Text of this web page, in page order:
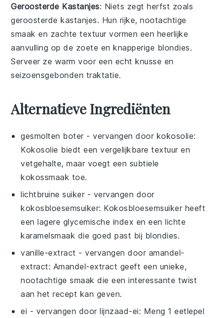
Geroosterde Kastanjes: Niets zegt herfst zoals
geroosterde kastanjes. Hun rijke, nootachtige
smaak en zachte textuur vormen een heerlijke
aanvulling op de zoete en knapperige blondies.
Serveer ze warm voor een echt knusse en
seizoensgebonden traktatie.
Alternatieve Ingrediënten
gesmolten boter - vervangen door kokosolie:
Kokosolie biedt een vergelijkbare textuur en
vetgehalte, maar voegt een subtiele
kokossmaak toe.
lichtbruine suiker - vervangen door
kokosbloesemsuiker: Kokosbloesemsuiker heeft
een lagere glycemische index en een lichte
karamelsmaak die goed past bij blondies.
vanille-extract - vervangen door amandel-
extract: Amandel-extract geeft een unieke,
nootachtige smaak die een interessante twist
aan het recept kan geven.
ei - vervangen doorlijnzaad-ei: Meng 1 eetlepel